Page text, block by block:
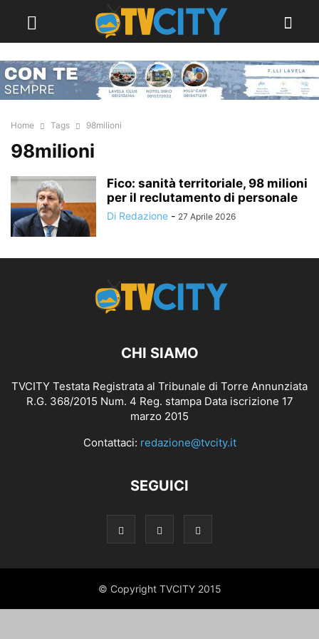
Home Tags 98milioni
98milioni
Fico: sanità territoriale, 98 milioni
per il reclutamento di personale
Di Redazione - 27 Aprile 2026
CHI SIAMO
TVCITY Testata Registrata al Tribunale di Torre Annunziata
R.G. 368/2015 Num. 4 Reg. stampa Data iscrizione 17
marzo 2015
Contattaci: redazione@tvcity.it
SEGUICI
© Copyright TVCITY 2015